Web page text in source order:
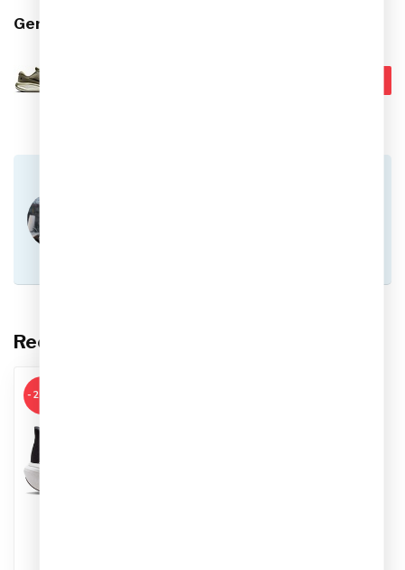
Gerelateerde producten
Recent bekeken
-20%